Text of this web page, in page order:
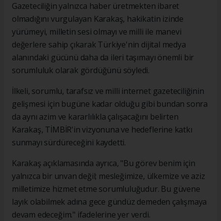
Gazeteciliğin yalnızca haber üretmekten ibaret
olmadığını vurgulayan Karakaş, hakikatin izinde
yürümeyi, milletin sesi olmayı ve milli ile manevi
değerlere sahip çıkarak Türkiye'nin dijital medya
alanındaki gücünü daha da ileri taşımayı önemli bir
sorumluluk olarak gördüğünü söyledi.
İlkeli, sorumlu, tarafsız ve milli internet gazeteciliğinin
gelişmesi için bugüne kadar olduğu gibi bundan sonra
da aynı azim ve kararlılıkla çalışacağını belirten
Karakaş, TİMBİR'in vizyonuna ve hedeflerine katkı
sunmayı sürdüreceğini kaydetti.
Karakaş açıklamasında ayrıca, "Bu görev benim için
yalnızca bir unvan değil; mesleğimize, ülkemize ve aziz
milletimize hizmet etme sorumluluğudur. Bu güvene
layık olabilmek adına gece gündüz demeden çalışmaya
devam edeceğim." ifadelerine yer verdi.